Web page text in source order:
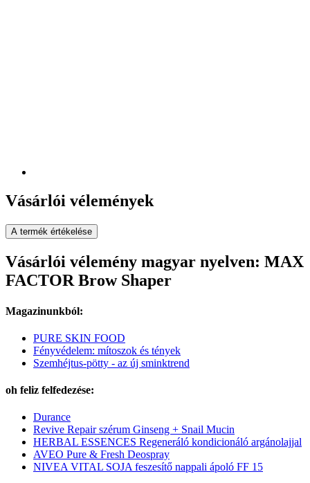
Vásárlói vélemények
A termék értékelése
Vásárlói vélemény magyar nyelven: MAX
FACTOR Brow Shaper
Magazinunkból:
PURE SKIN FOOD
Fényvédelem: mítoszok és tények
Szemhéjtus-pötty - az új sminktrend
oh feliz felfedezése:
Durance
Revive Repair szérum Ginseng + Snail Mucin
HERBAL ESSENCES Regeneráló kondicionáló argánolajjal
AVEO Pure & Fresh Deospray
NIVEA VITAL SOJA feszesítő nappali ápoló FF 15